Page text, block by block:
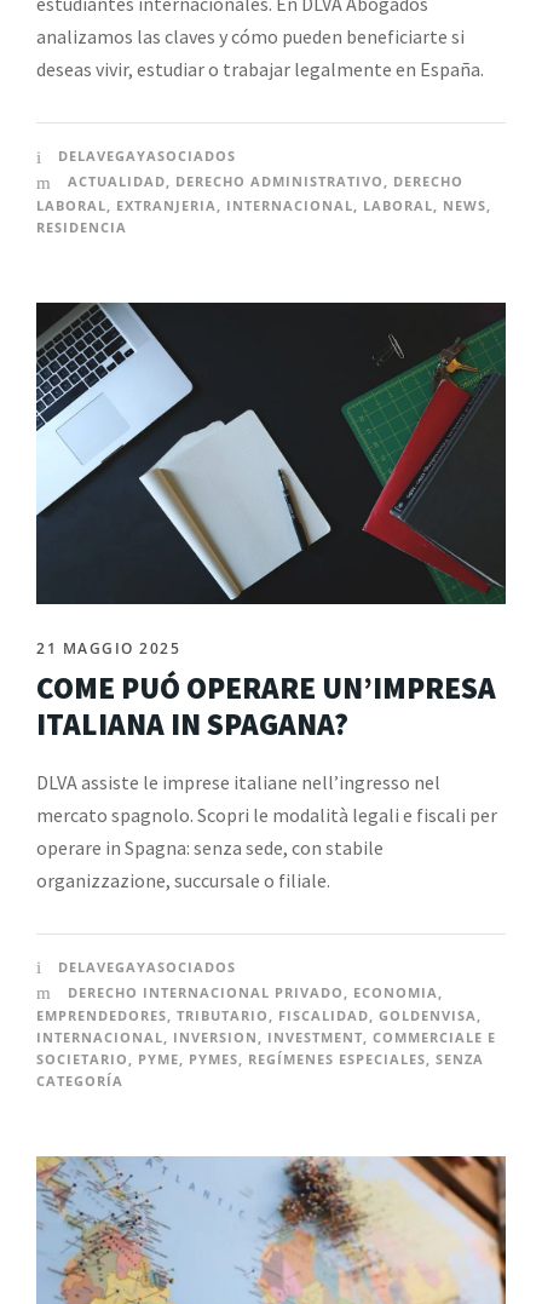
analizamos las claves y cómo pueden beneficiarte si
deseas vivir, estudiar o trabajar legalmente en España.
DELAVEGAYASOCIADOS
ACTUALIDAD, DERECHO ADMINISTRATIVO , DERECHO
LABORAL
EXTRANJERIA INTERNACIONAL LABORAL NEWS
RESIDENCIA
21 MAGGIO 2025
COME PUÓ OPERARE UN’IMPRESA
ITALIANA IN SPAGANA?
DLVA assiste le imprese italiane nell’ingresso nel
mercato spagnolo. Scopri le modalità legali e fiscali per
operare in Spagna: senza sede, con stabile
organizzazione, succursale o filiale.
DELAVEGAYASOCIADOS
DERECHO INTERNACIONAL PRIVADO , ECONOMIA,
EMPRENDEDORES, TRIBUTARIO , FISCALIDAD, GOLDENVISA,
INTERNACIONAL, INVERSION , INVESTMENT, COMMERCIALE E
SOCIETARIO , PYME, PYMES, REGÍMENES ESPECIALES, SENZA
CATEGORÍA